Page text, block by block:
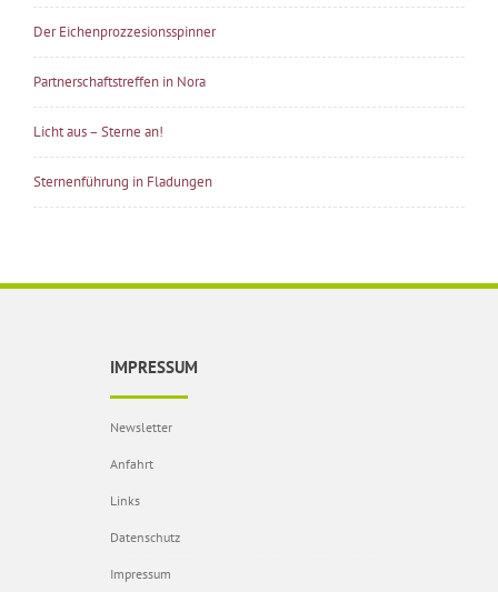
Der Eichenprozzesionsspinner
Partnerschaftstreffen in Nora
Licht aus – Sterne an!
Sternenführung in Fladungen
IMPRESSUM
Newsletter
Anfahrt
Links
Datenschutz
Impressum